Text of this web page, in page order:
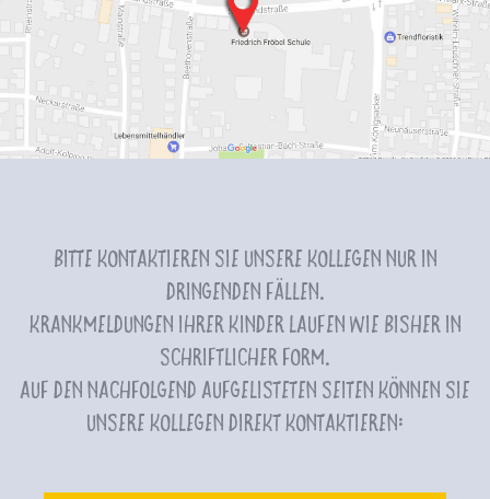
Bitte kontaktieren Sie unsere Kollegen nur in
dringenden Fällen.
Krankmeldungen Ihrer Kinder laufen wie bisher in
schriftlicher Form.
Auf den nachfolgend aufgelisteten Seiten können Sie
unsere Kollegen direkt kontaktieren: